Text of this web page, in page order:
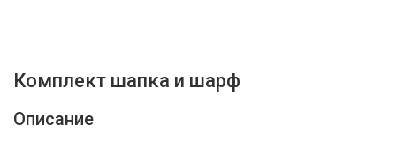
Комплект шапка и шарф
Описание